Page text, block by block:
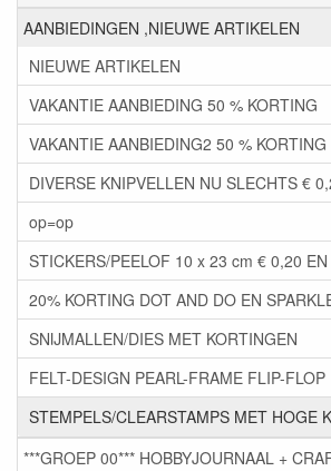
AANBIEDINGEN ,NIEUWE ARTIKELEN
NIEUWE ARTIKELEN
VAKANTIE AANBIEDING 50 % KORTING
VAKANTIE AANBIEDING2 50 % KORTING
DIVERSE KNIPVELLEN NU SLECHTS €
op=op
STICKERS/PEELOF 10 x 23 cm € 0,20
20% KORTING DOT AND DO EN
SNIJMALLEN/DIES MET KORTINGEN
FELT-DESIGN PEARL-FRAME FLIP-FLOP
STEMPELS/CLEARSTAMPS MET HOGE
***GROEP 00*** HOBBYJOURNAAL +